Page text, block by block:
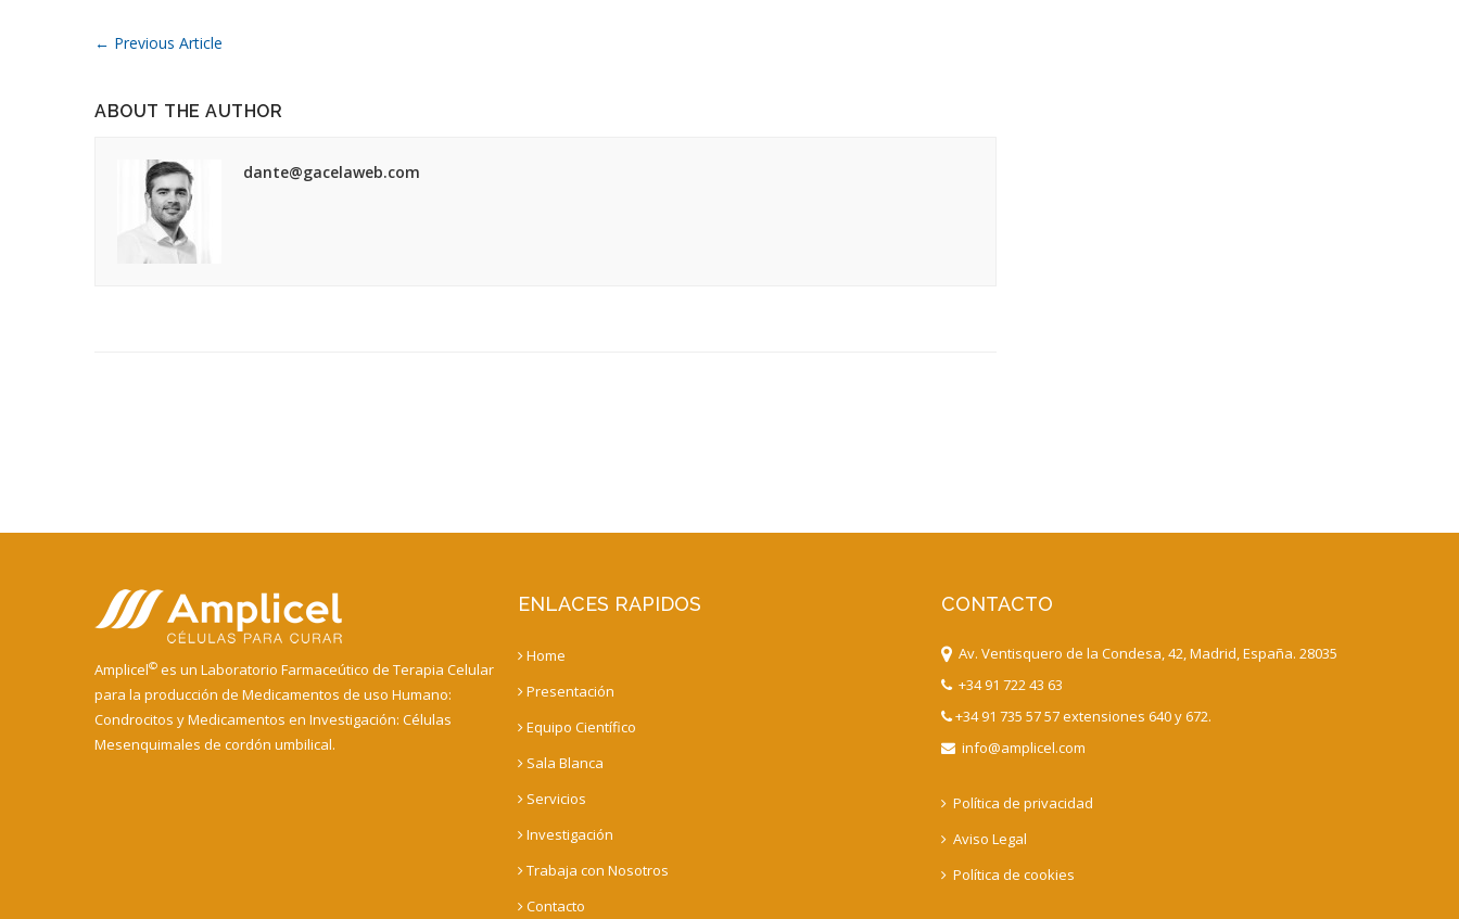
← Previous Article
ABOUT THE AUTHOR
dante@gacelaweb.com
Amplicel© es un Laboratorio Farmaceútico de Terapia Celular
para la producción de Medicamentos de uso Humano:
Condrocitos y Medicamentos en Investigación: Células
Mesenquimales de cordón umbilical.
ENLACES RAPIDOS
Home
Presentación
Equipo Científico
Sala Blanca
Servicios
Investigación
Trabaja con Nosotros
Contacto
CONTACTO
Av. Ventisquero de la Condesa, 42, Madrid, España. 28035
+34 91 722 43 63
+34 91 735 57 57 extensiones 640 y 672.
info@amplicel.com
Política de privacidad
Aviso Legal
Política de cookies